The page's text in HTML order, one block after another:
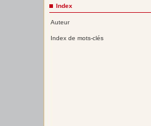
Index
Auteur
Index de mots-clés